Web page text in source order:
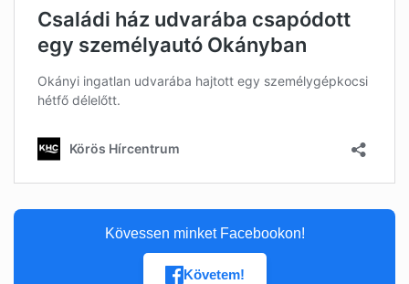
Kövessen minket Facebookon!
Követem!